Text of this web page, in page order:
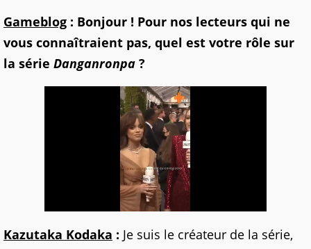
Gameblog : Bonjour ! Pour nos lecteurs qui ne
vous connaîtraient pas, quel est votre rôle sur
la série Danganronpa ?
Kazutaka Kodaka : Je suis le créateur de la série,